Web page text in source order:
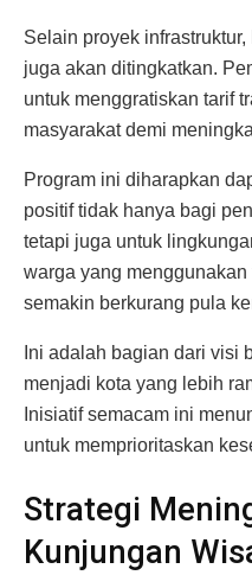
Selain proyek
juga akan ditingkatkan.
untuk menggratiskan tarif
masyarakat demi
Program ini diharapkan
positif tidak hanya bagi
tetapi juga untuk
warga yang
semakin berkurang pula
Ini adalah bagian dari visi
menjadi kota yang lebih
Inisiatif semacam ini
untuk memprioritaskan
Strategi
Kunjungan